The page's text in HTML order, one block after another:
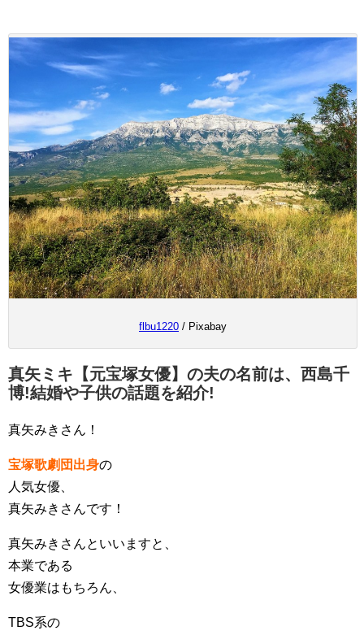
flbu1220 / Pixabay
真矢ミキ【元宝塚女優】の夫の名前は、西島千
博!結婚や子供の話題を紹介!
真矢みきさん！
宝塚歌劇団出身の
人気女優、
真矢みきさんです！
真矢みきさんといいますと、
本業である
女優業はもちろん、
TBS系の